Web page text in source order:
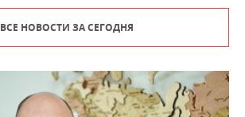
ВСЕ НОВОСТИ ЗА СЕГОДНЯ